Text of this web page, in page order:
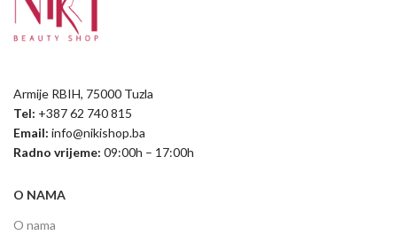
Armije RBIH, 75000 Tuzla
Tel: +387 62 740 815
Email: info@nikishop.ba
Radno vrijeme: 09:00h – 17:00h
O NAMA
O nama